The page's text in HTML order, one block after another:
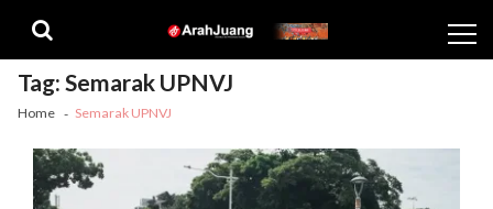
navigation
content
Tag:Semarak UPNVJ
Home Semarak UPNVJ